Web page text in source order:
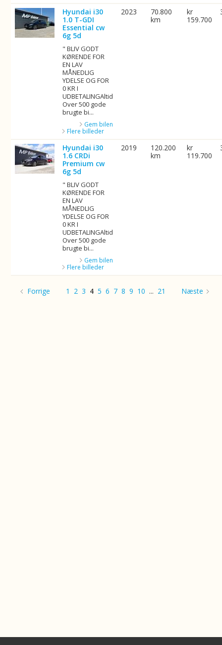
Hyundai i30
1.0 T-GDI
Essential cw
6g 5d
" BLIV GODT
KØRENDE FOR
EN LAV
MÅNEDLIG
YDELSE OG FOR
0 KR I
UDBETALINGAltid
Over 500 gode
brugte bi...
Gem bilen
Flere billeder
2023
70.800
km
kr
159.700
Hyundai i30
1.6 CRDi
Premium cw
6g 5d
" BLIV GODT
KØRENDE FOR
EN LAV
MÅNEDLIG
YDELSE OG FOR
0 KR I
UDBETALINGAltid
Over 500 gode
brugte bi...
Gem bilen
Flere billeder
2019
120.200
km
kr
119.700
Forrige 1 2 3 4 5 6 7 8 9 10 ... 21 Næste